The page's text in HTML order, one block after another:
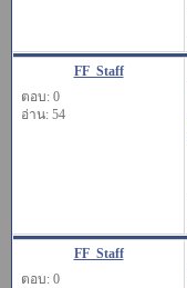
FF_Staff
ตอบ: 0
อ่าน: 54
FF_Staff
ตอบ: 0